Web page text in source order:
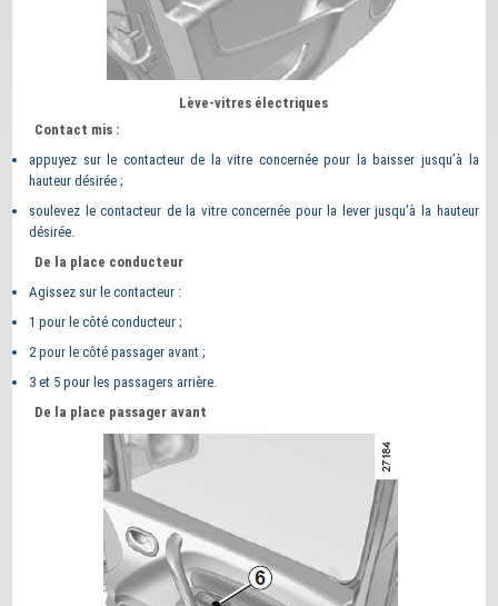
Lève-vitres électriques
Contact mis :
appuyez sur le contacteur de la vitre concernée pour la baisser jusqu’à la
hauteur désirée ;
soulevez le contacteur de la vitre concernée pour la lever jusqu’à la hauteur
désirée.
De la place conducteur
Agissez sur le contacteur :
1 pour le côté conducteur ;
2 pour le côté passager avant ;
3 et 5 pour les passagers arrière.
De la place passager avant